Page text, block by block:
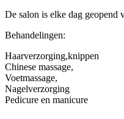
De salon is elke dag geopend
Behandelingen:
Haarverzorging,knippen
Chinese massage,
Voetmassage,
Nagelverzorging
Pedicure en manicure